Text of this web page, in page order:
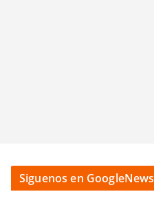
Siguenos en GoogleNews